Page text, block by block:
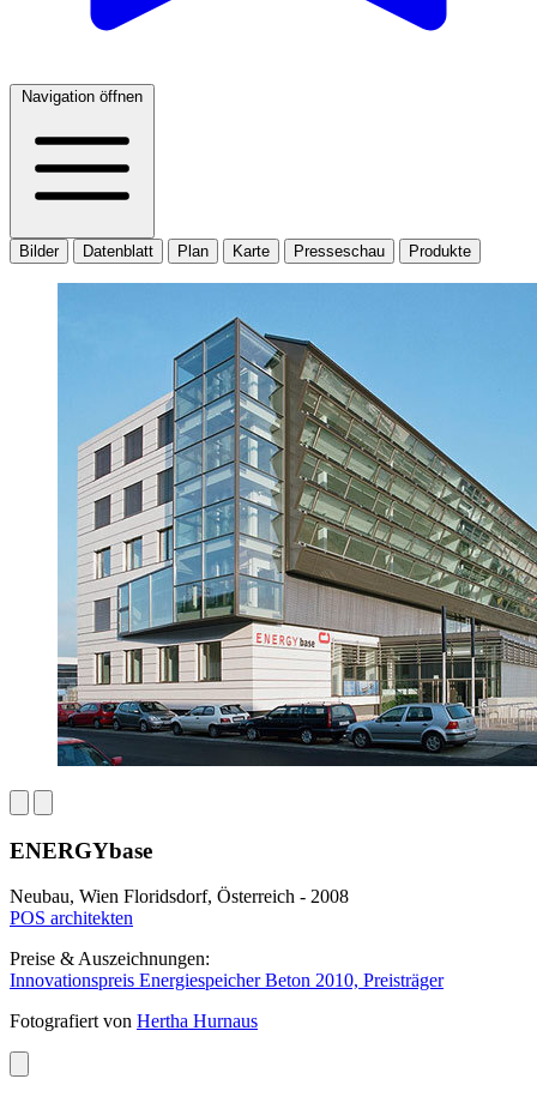
Navigation öffnen
Bilder Datenblatt Plan Karte Presseschau Produkte
ENERGYbase
Neubau, Wien Floridsdorf, Österreich - 2008
POS architekten
Preise & Auszeichnungen:
Innovationspreis Energiespeicher Beton 2010, Preisträger
Fotografiert von Hertha Hurnaus